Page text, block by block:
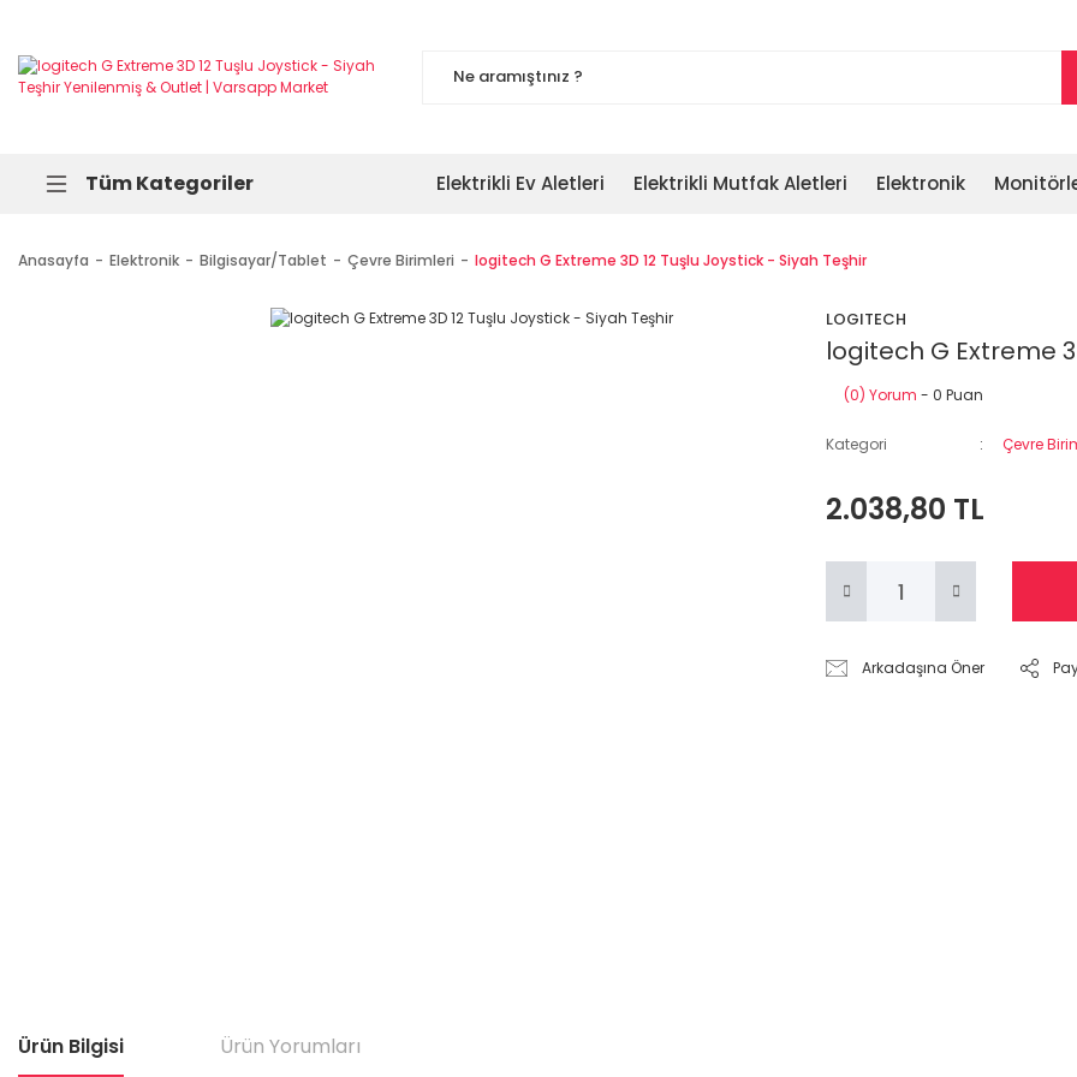
Tüm Kategoriler Elektrikli Ev Aletleri Elektrikli Mutfak Aletleri Elektronik
Anasayfa Elektronik Bilgisayar/Tablet Çevre Birimleri logitech G Extreme 3D 12 Tuşlu Joystick - Siyah Teşhir
LOGITECH
logitech G Extreme
(0) Yorum - 0 Puan
Kategori Çevre
2.038,80 TL
Arkadaşına Öner
Ürün Bilgisi Ürün Yorumları